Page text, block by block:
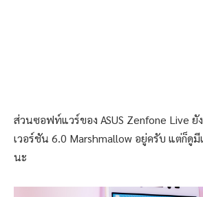
ส่วนซอฟท์แวร์ของ ASUS Zenfone Live ยั
เวอร์ชัน 6.0 Marshmallow อยู่ครับ แต่ก็ดู
นะ